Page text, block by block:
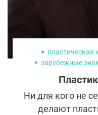
пластическая
зарубежные
Ни для кого не
делают